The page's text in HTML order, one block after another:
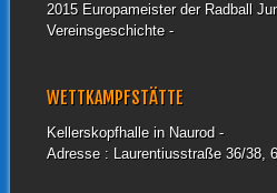
2015 Europameister der Radball
Vereinsgeschichte -
WETTKAMPFSTÄTTE
Kellerskopfhalle in Naurod -
Adresse : Laurentiusstraße 36/38,